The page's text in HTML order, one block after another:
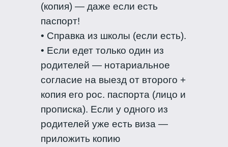
(копия) — даже если есть
паспорт!
• Справка из школы (если есть).
• Если едет только один из
родителей — нотариальное
согласие на выезд от второго +
копия его рос. паспорта (лицо и
прописка). Если у одного из
родителей уже есть виза —
приложить копию